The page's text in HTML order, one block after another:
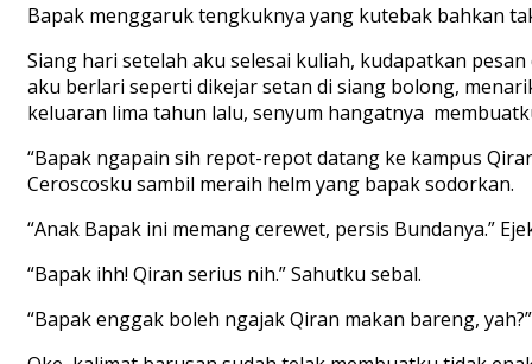
Bapak menggaruk tengkuknya yang kutebak bahkan
Siang hari setelah aku selesai kuliah, kudapatkan
aku berlari seperti dikejar setan di siang bolong,
keluaran lima tahun lalu, senyum hangatnya
“Bapak ngapain sih repot-repot datang ke kampus
Ceroscosku sambil meraih helm yang bapak sodorkan.
“Anak Bapak ini memang cerewet, persis Bundanya.”
“Bapak ihh! Qiran serius nih.” Sahutku sebal.
“Bapak enggak boleh ngajak Qiran makan bareng, yah?”